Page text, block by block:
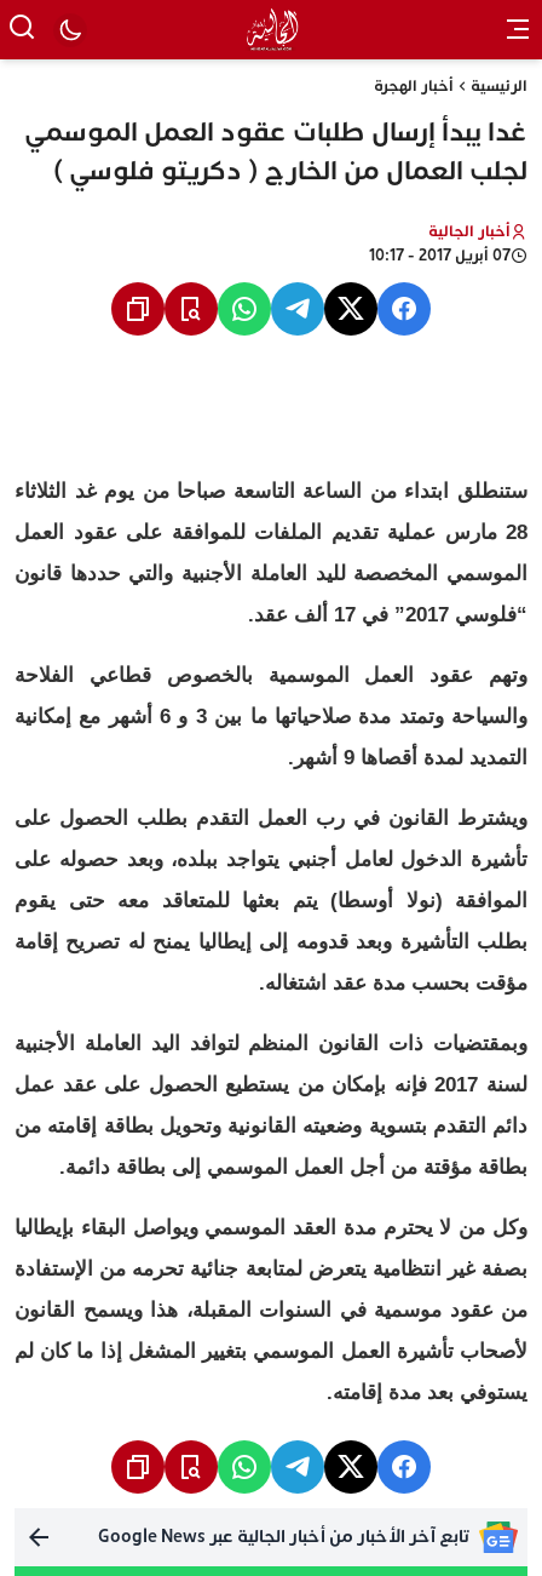
الرئيسية أخبار الهجرة
غدا يبدأ إرسال طلبات عقود العمل الموسمي
لجلب العمال من الخارج ( دكريتو فلوسي )
أخبار الجالية
07 أبريل 2017 - 10:17
ستنطلق ابتداء من الساعة التاسعة صباحا من يوم غد الثلاثاء
28 مارس عملية تقديم الملفات للموافقة على عقود العمل
الموسمي المخصصة لليد العاملة الأجنبية والتي حددها قانون
“فلوسي 2017” في 17 ألف عقد.
وتهم عقود العمل الموسمية بالخصوص قطاعي الفلاحة
والسياحة وتمتد مدة صلاحياتها ما بين 3 و 6 أشهر مع إمكانية
التمديد لمدة أقصاها 9 أشهر.
ويشترط القانون في رب العمل التقدم بطلب الحصول على
تأشيرة الدخول لعامل أجنبي يتواجد ببلده، وبعد حصوله على
الموافقة (نولا أوسطا) يتم بعثها للمتعاقد معه حتى يقوم
بطلب التأشيرة وبعد قدومه إلى إيطاليا يمنح له تصريح إقامة
مؤقت بحسب مدة عقد اشتغاله.
وبمقتضيات ذات القانون المنظم لتوافد اليد العاملة الأجنبية
لسنة 2017 فإنه بإمكان من يستطيع الحصول على عقد عمل
دائم التقدم بتسوية وضعيته القانونية وتحويل بطاقة إقامته من
بطاقة مؤقتة من أجل العمل الموسمي إلى بطاقة دائمة.
وكل من لا يحترم مدة العقد الموسمي ويواصل البقاء بإيطاليا
بصفة غير انتظامية يتعرض لمتابعة جنائية تحرمه من الإستفادة
من عقود موسمية في السنوات المقبلة، هذا ويسمح القانون
لأصحاب تأشيرة العمل الموسمي بتغيير المشغل إذا ما كان لم
يستوفي بعد مدة إقامته.
تابع آخر الأخبار من أخبار الجالية عبر Google News